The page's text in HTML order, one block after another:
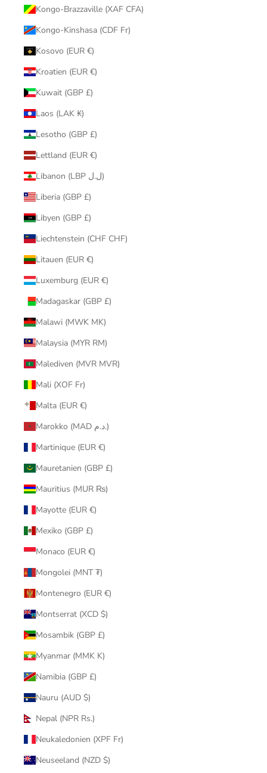
Kongo-Brazzaville (XAF CFA)
Kongo-Kinshasa (CDF Fr)
Kosovo (EUR €)
Kroatien (EUR €)
Kuwait (GBP £)
Laos (LAK ₭)
Lesotho (GBP £)
Lettland (EUR €)
Libanon (LBP ل.ل)
Liberia (GBP £)
Libyen (GBP £)
Liechtenstein (CHF CHF)
Litauen (EUR €)
Luxemburg (EUR €)
Madagaskar (GBP £)
Malawi (MWK MK)
Malaysia (MYR RM)
Malediven (MVR MVR)
Mali (XOF Fr)
Malta (EUR €)
Marokko (MAD د.م.)
Martinique (EUR €)
Mauretanien (GBP £)
Mauritius (MUR ₨)
Mayotte (EUR €)
Mexiko (GBP £)
Monaco (EUR €)
Mongolei (MNT ₮)
Montenegro (EUR €)
Montserrat (XCD $)
Mosambik (GBP £)
Myanmar (MMK K)
Namibia (GBP £)
Nauru (AUD $)
Nepal (NPR Rs.)
Neukaledonien (XPF Fr)
Neuseeland (NZD $)